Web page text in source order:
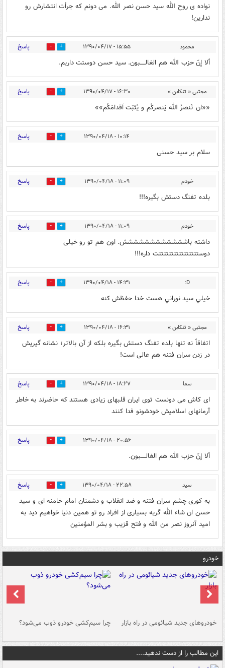
نواده ی روح الله سید حسن نصر الله. می دونم که جرأت انتشارش رو
ندارین!
محمود ۱۵:۵۵ - ۱۳۹۰/۰۴/۱۷ 0 پاسخ
ألا إنّ حزب الله هم الغالـــــبون. سید حسن دوستت داریم.
مجتبی « تنکابن » ۱۶:۳۰ - ۱۳۹۰/۰۴/۱۷ 0 پاسخ
««ان تَنصرُ الله یَنصرکُم و یُثبّت اَقدامَکُم»»
۱۰:۱۴ - ۱۳۹۰/۰۴/۱۸ 0 پاسخ
سلام بر سید حسنی
خودم ۱۱:۰۹ - ۱۳۹۰/۰۴/۱۸ 0 پاسخ
بلده تفنگ دستش بگیره!!!
خودم ۱۱:۰۹ - ۱۳۹۰/۰۴/۱۸ 0 پاسخ
داشته باشششششششششششش. اون هم تو رو خیلی
دوستتتتتتتتتتتتتتتتت داره!!!
D: ۱۴:۳۱ - ۱۳۹۰/۰۴/۱۸ 0 پاسخ
خيلي سيد نوراني هست خدا حفظش كنه
مجتبی « تنکابن » ۱۶:۳۱ - ۱۳۹۰/۰۴/۱۸ 0 پاسخ
اتفاقاً نه تنها بلده تفنگ دستش بگیره بلکه از آن بالاتر؛ نشانه گیریش
در زدن سران فتنه هم عالی است!
سما ۱۸:۲۷ - ۱۳۹۰/۰۴/۱۸ 0 پاسخ
ای کاش می دونست توی ایران قلبهای زیادی هستند که حاضرند به خاطر
آرمانهای اسلامیش خودشونو فدا کنند
۲۰:۵۶ - ۱۳۹۰/۰۴/۱۸ 0 پاسخ
ألا إنّ حزب الله هم الغالـــــبون.
سید ۲۲:۵۸ - ۱۳۹۰/۰۴/۱۸ 0 پاسخ
به کوری چشم سران فتنه و ضد انقلاب و دشمنان امام خامنه ای و سید
حسن ان شاء الله گریه بسیاری از افراد رو تو همین دنیا خواهیم دید به
امید آنروز نصر من الله و فتح قزیب و بشر المؤمنین
خودرو
خودروهای جدید شیائومی در راه بازار چرا سیم‌کشی خودرو ذوب می‌شود؟
این مطالب را از دست ندهید....